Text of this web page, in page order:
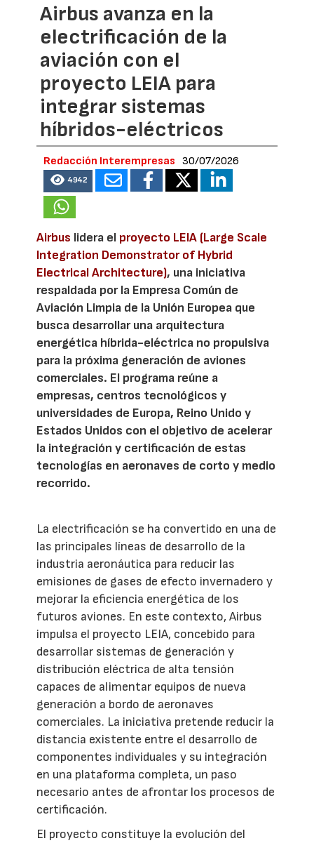
Airbus avanza en la
electrificación de la
aviación con el
proyecto LEIA para
integrar sistemas
híbridos-eléctricos
Redacción Interempresas 30/07/2026
4942
Airbus lidera el proyecto LEIA (Large Scale
Integration Demonstrator of Hybrid
Electrical Architecture), una iniciativa
respaldada por la Empresa Común de
Aviación Limpia de la Unión Europea que
busca desarrollar una arquitectura
energética híbrida-eléctrica no propulsiva
para la próxima generación de aviones
comerciales. El programa reúne a
empresas, centros tecnológicos y
universidades de Europa, Reino Unido y
Estados Unidos con el objetivo de acelerar
la integración y certificación de estas
tecnologías en aeronaves de corto y medio
recorrido.
La electrificación se ha convertido en una de
las principales líneas de desarrollo de la
industria aeronáutica para reducir las
emisiones de gases de efecto invernadero y
mejorar la eficiencia energética de los
futuros aviones. En este contexto, Airbus
impulsa el proyecto LEIA, concebido para
desarrollar sistemas de generación y
distribución eléctrica de alta tensión
capaces de alimentar equipos de nueva
generación a bordo de aeronaves
comerciales. La iniciativa pretende reducir la
distancia existente entre el desarrollo de
componentes individuales y su integración
en una plataforma completa, un paso
necesario antes de afrontar los procesos de
certificación.
El proyecto constituye la evolución del